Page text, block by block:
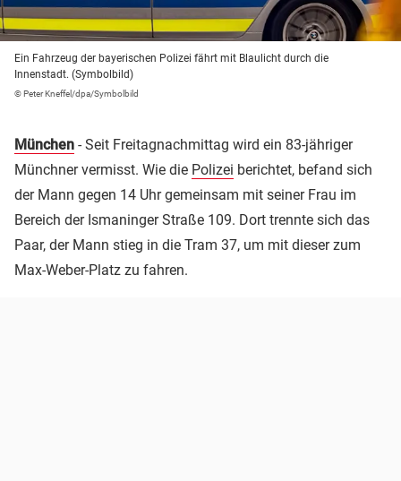
Ein Fahrzeug der bayerischen Polizei fährt mit Blaulicht durch die
Innenstadt. (Symbolbild)
© Peter Kneffel/dpa/Symbolbild
München - Seit Freitagnachmittag wird ein 83-jähriger
Münchner vermisst. Wie die Polizei berichtet, befand sich
der Mann gegen 14 Uhr gemeinsam mit seiner Frau im
Bereich der Ismaninger Straße 109. Dort trennte sich das
Paar, der Mann stieg in die Tram 37, um mit dieser zum
Max-Weber-Platz zu fahren.